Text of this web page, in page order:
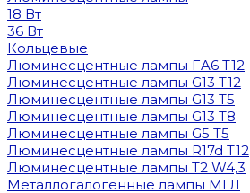
18 Вт
36 Вт
Кольцевые
Люминесцентные лампы FA6 T12
Люминесцентные лампы G13 T12
Люминесцентные лампы G13 T5
Люминесцентные лампы G13 T8
Люминесцентные лампы G5 T5
Люминесцентные лампы R17d T12
Люминесцентные лампы T2 W4,3
Металлогалогенные лампы МГЛ